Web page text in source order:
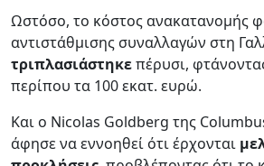
Ωστόσο, το κόστος ανακατανομής
αντιστάθμισης συναλλαγών στη
τριπλασιάστηκεπέρυσι,
περίπου τα 100 εκατ. ευρώ.
Και ο Nicolas Goldberg της
άφησε να εννοηθεί ότι έρχονται